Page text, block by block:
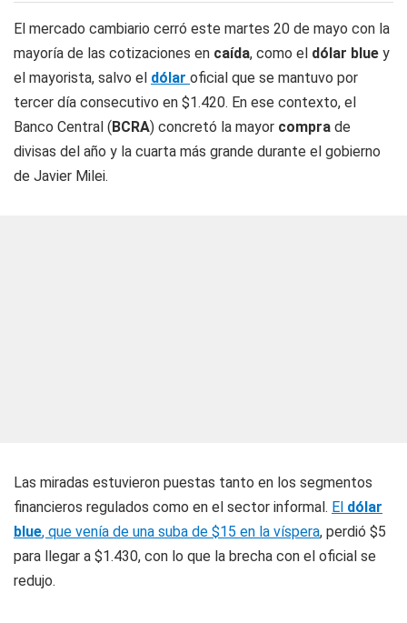
El mercado cambiario cerró este martes 20 de mayo con la
mayoría de las cotizaciones en caída, como el dólar blue y
el mayorista, salvo el dólar oficial que se mantuvo por
tercer día consecutivo en $1.420. En ese contexto, el
Banco Central (BCRA) concretó la mayor compra de
divisas del año y la cuarta más grande durante el gobierno
de Javier Milei.
Las miradas estuvieron puestas tanto en los segmentos
financieros regulados como en el sector informal. El dólar
blue, que venía de una suba de $15 en la víspera, perdió $5
para llegar a $1.430, con lo que la brecha con el oficial se
redujo.